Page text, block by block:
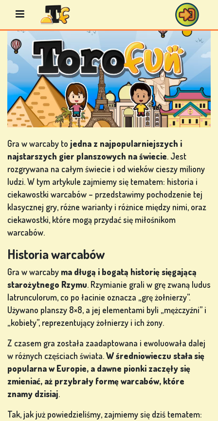
GRY
BINGO
GRY
KASYNOWE
GRY
KARCIANE
LOTERYJNE
PLANSZOWE
INNE
GRY
Przejdź
do
treści
Gra w warcaby to jedna z najpopularniejszych i
najstarszych gier planszowych na świecie. Jest
rozgrywana na całym świecie i od wieków cieszy miliony
ludzi. W tym artykule zajmiemy się tematem: historia i
ciekawostki warcabów – przedstawimy pochodzenie tej
klasycznej gry, różne warianty i różnice między nimi, oraz
ciekawostki, które mogą przydać się miłośnikom
warcabów.
Historia warcabów
Gra w warcaby ma długą i bogatą historię sięgającą
starożytnego Rzymu. Rzymianie grali w grę zwaną ludus
latrunculorum, co po łacinie oznacza „grę żołnierzy”.
Używano planszy 8×8, a jej elementami byli „mężczyźni” i
„kobiety”, reprezentujący żołnierzy i ich żony.
Z czasem gra została zaadaptowana i ewoluowała dalej
w różnych częściach świata.W średniowieczu stała się
popularna w Europie, a dawne pionki zaczęły się
zmieniać, aż przybrały formę warcabów, które
znamy dzisiaj.
Tak, jak już powiedzieliśmy, zajmiemy się dziś tematem: